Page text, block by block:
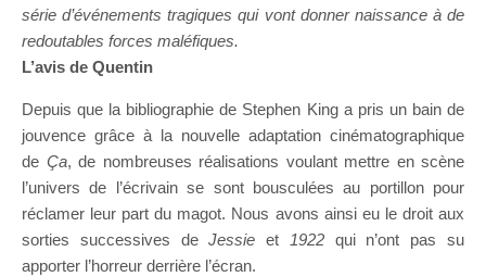
série d’événements tragiques qui vont donner naissance à de
redoutables forces maléfiques.
L’avis de Quentin
Depuis que la bibliographie de Stephen King a pris un bain de
jouvence grâce à la nouvelle adaptation cinématographique
de Ça, de nombreuses réalisations voulant mettre en scène
l’univers de l’écrivain se sont bousculées au portillon pour
réclamer leur part du magot. Nous avons ainsi eu le droit aux
sorties successives deJessie et 1922 qui n’ont pas su
apporter l’horreur derrière l’écran.